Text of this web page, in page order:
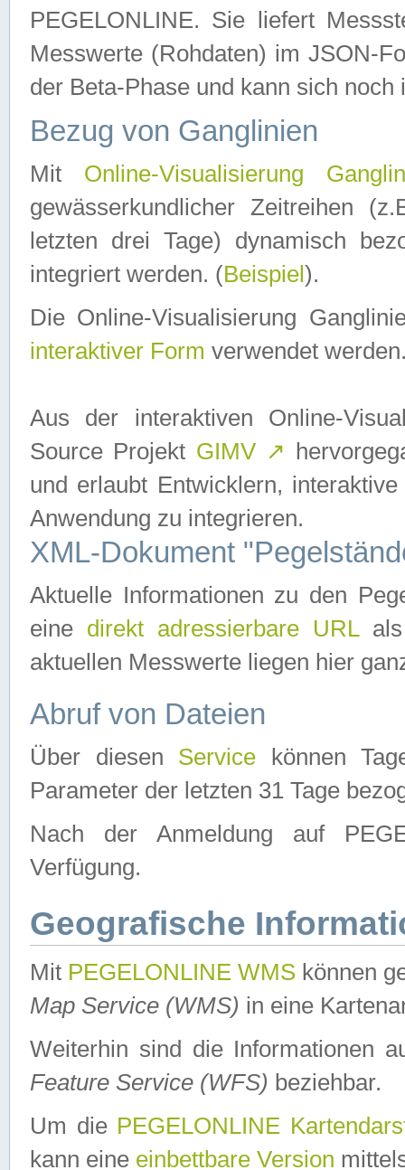
PEGELONLINE. Sie liefert
Messwerte (Rohdaten) im JSON-
der Beta-Phase und kann sich noch
Bezug von Ganglinien
Mit Online-Visualisierung
gewässerkundlicher Zeitreihen
letzten drei Tage) dynamisch
integriert werden. (Beispiel ).
Die Online-Visualisierung
interaktiver Form verwendet
Aus der interaktiven Online-
Source Projekt GIMV ↗
und erlaubt Entwicklern,
Anwendung zu integrieren.
XML-Dokument
Aktuelle Informationen zu den
eine direkt adressierbare URLals
aktuellen Messwerte liegen hier
Abruf von Dateien
Über diesen Service können
Parameter der letzten 31 Tage
Nach der Anmeldung auf
Verfügung.
Geografische
Mit PEGELONLINE WMS können
Map Service (WMS) in eine
Weiterhin sind die Informationen
Feature Service (WFS) beziehbar.
Um die PEGELONLINE
kann eine einbettbare Version